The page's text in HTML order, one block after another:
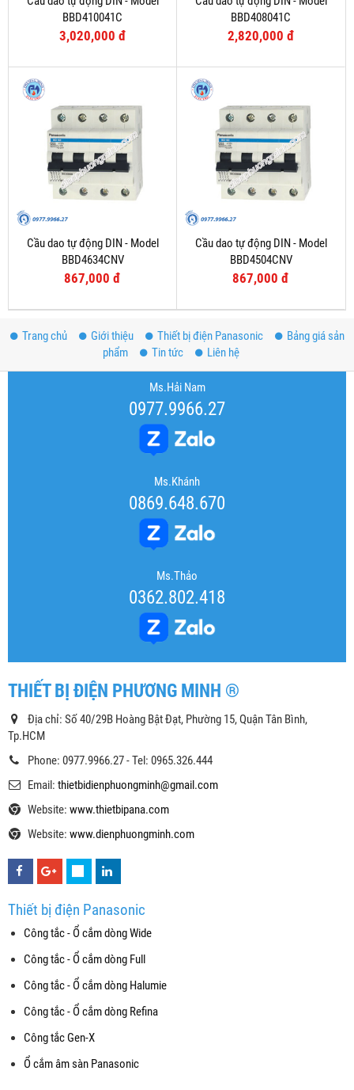
BBD410041C
3,020,000 đ
BBD408041C
2,820,000 đ
Cầu dao tự động DIN - Model
BBD4634CNV
867,000 đ
Cầu dao tự động DIN - Model
BBD4504CNV
867,000 đ
Trang chủ Giới thiệu Thiết bị điện Panasonic
Bảng giá sản
phẩm
Tin tức Liên hệ
Ms.Hải Nam
0977.9966.27
Ms.Khánh
0869.648.670
Ms.Thảo
0362.802.418
THIẾT BỊ ĐIỆN PHƯƠNG MINH ®
Địa chỉ: Số 40/29B Hoàng Bật Đạt, Phường 15, Quận Tân Bình,
Tp.HCM
Phone: 0977.9966.27 - Tel: 0965.326.444
Email: thietbidienphuongminh@gmail.com
Website: www.thietbipana.com
Website: www.dienphuongminh.com
Thiết bị điện Panasonic
Công tắc - Ổ cắm dòng Wide
Công tắc - Ổ cắm dòng Full
Công tắc - Ổ cắm dòng Halumie
Công tắc - Ổ cắm dòng Refina
Công tắc Gen-X
Ổ cắm âm sàn Panasonic